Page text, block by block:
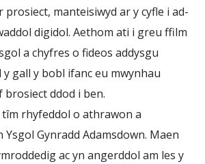
prosiect, manteisiwyd ar y cyfle i ad-
digidol. Aethom ati i greu ffilm
a chyfres o fideos addysgu
y gall y bobl ifanc eu mwynhau
brosiect ddod i ben.
tîm rhyfeddol o athrawon a
Gynradd Adamsdown. Maen
ac yn angerddol am les y